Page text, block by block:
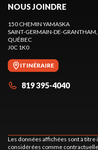
NOUS JOINDRE
150 CHEMIN YAMASKA
SAINT-GERMAIN-DE-GRANTHAM,
QUÉBEC
J0C 1K0
ITINÉRAIRE
819 395-4040
Les données affichées sont à
considérées comme